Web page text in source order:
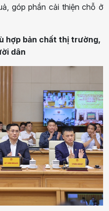
góp phần cải thiện chỗ ở
hợp bản chất thị trường,
dân